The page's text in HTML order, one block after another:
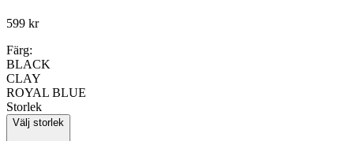
599 kr
Färg:
BLACK
CLAY
ROYAL BLUE
Storlek
Välj storlek